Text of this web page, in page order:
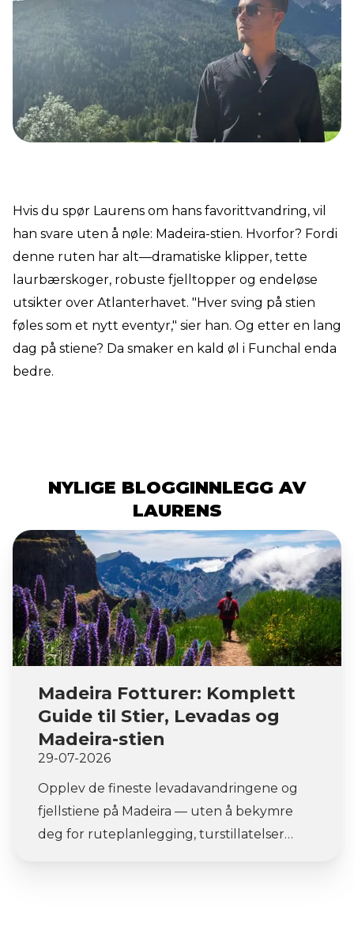
Hvis du spør Laurens om hans favorittvandring, vil
han svare uten å nøle: Madeira-stien. Hvorfor? Fordi
denne ruten har alt—dramatiske klipper, tette
laurbærskoger, robuste fjelltopper og endeløse
utsikter over Atlanterhavet. "Hver sving på stien
føles som et nytt eventyr," sier han. Og etter en lang
dag på stiene? Da smaker en kald øl i Funchal enda
bedre.
NYLIGE BLOGGINNLEGG AV
LAURENS
Madeira Fotturer: Komplett
Guide til Stier, Levadas og
Madeira-stien
29-07-2026
Opplev de fineste levadavandringene og
fjellstiene på Madeira — uten å bekymre
deg for ruteplanlegging, turstillatelser